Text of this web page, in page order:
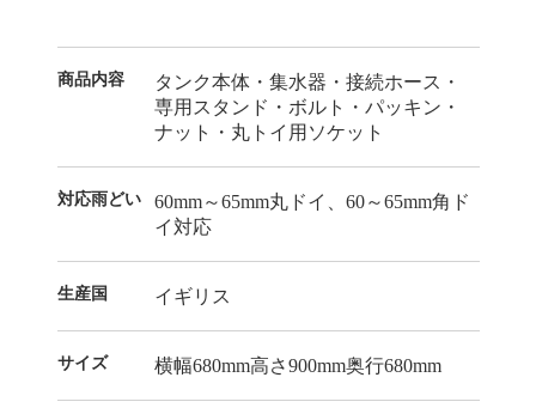
商品内容
タンク本体・集水器・接続ホース・
専用スタンド・ボルト・パッキン・
ナット・丸トイ用ソケット
対応雨どい
60mm～65mm丸ドイ、60～65mm角ド
イ対応
生産国 イギリス
サイズ 横幅680mm高さ900mm奥行680mm